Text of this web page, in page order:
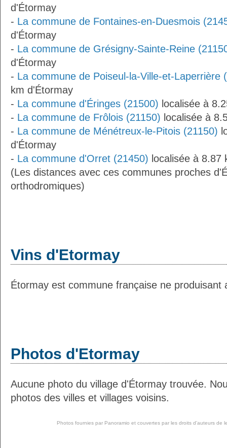
d'Étormay
- La commune de Fontaines-en-Duesmois
d'Étormay
- La commune de Grésigny-Sainte-Reine
d'Étormay
- La commune de Poiseul-la-Ville-et-Laperrière
km d'Étormay
- La commune d'Éringes (21500) localisée à
- La commune de Frôlois (21150) localisée à
- La commune de Ménétreux-le-Pitois (21150)
d'Étormay
- La commune d'Orret (21450) localisée à 8.87
(Les distances avec ces communes proches
orthodromiques)
Vins d'Etormay
Étormay est commune française ne produisant
Photos d'Etormay
Aucune photo du village d'Étormay trouvée.
photos des villes et villages voisins.
Photos fournies par Panoramio et couvertes par les droits d'auteurs de